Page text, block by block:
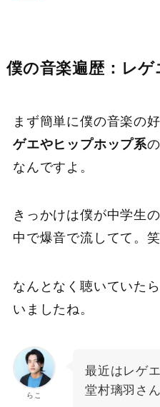
僕の音楽遍歴：レ
まず簡単に僕の音楽の
ゲエやヒップホップ系
なんですよ。
きっかけは僕が中学生
中で爆音で流してて。笑
なんとなく聴いていた
いましたね。
らこ
最近はレゲ
堂村璃羽さ